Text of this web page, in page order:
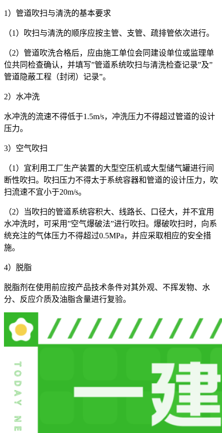
1）管道吹扫与清洗的基本要求
（1）吹扫与清洗的顺序应按主管、支管、疏排管依次进行。
（2）管道吹洗合格后，应由施工单位会同建设单位或监理单
位共同检查确认，并填写”管道系统吹扫与清洗检查记录”及”
管道隐蔽工程（封闭）记录”。
2）水冲洗
水冲洗的流速不得低于1.5m/s，冲洗压力不得超过管道的设计
压力。
3）空气吹扫
（1）宜利用工厂生产装置的大型空压机或大型储气罐进行间
断性吹扫。吹扫压力不得太于系统容器和管道的设计压力，吹
扫流速不宜小于20m/s。
（2）当吹扫的管道系统容积大、线路长、口径大，并不宜用
水冲洗时，可采用”空气爆破法”进行吹扫。爆破吹扫时，向系
统充注的气体压力不得超过0.5MPa，并应采取相应的安全措
施。
4）脱脂
脱脂剂在使用前应按产品技术条件对其外观、不挥发物、水
分、反应介质及油脂含量进行复验。